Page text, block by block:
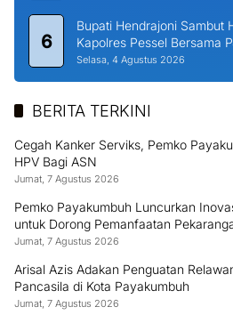
6
Bupati Hendrajoni Sambut
Kapolres Pessel Bersama
Selasa, 4 Agustus 2026
BERITA TERKINI
Cegah Kanker Serviks, Pemko
HPV Bagi ASN
Jumat, 7 Agustus 2026
Pemko Payakumbuh Luncurkan
untuk Dorong Pemanfaatan
Jumat, 7 Agustus 2026
Arisal Azis Adakan Penguatan
Pancasila di Kota Payakumbuh
Jumat, 7 Agustus 2026